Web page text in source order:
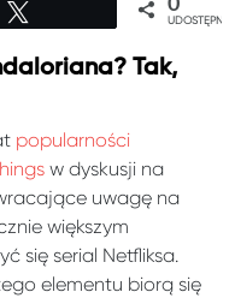
0
Tak,
popularności
w dyskusji na
uwagę na
większym
się serial Netfliksa.
elementu biorą się